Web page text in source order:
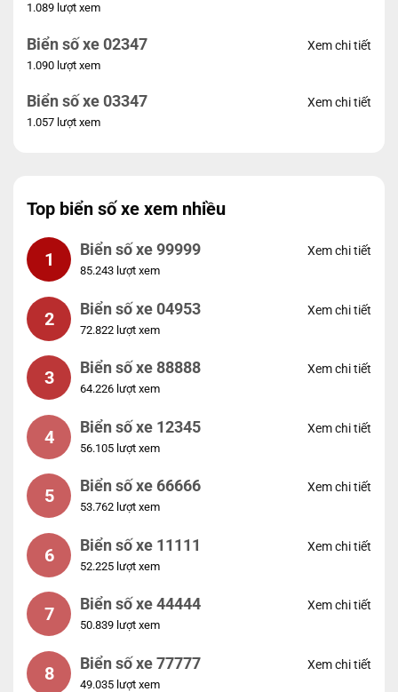
1.089 lượt xem
Biển số xe 02347
1.090 lượt xem
Xem chi tiết
Biển số xe 03347
1.057 lượt xem
Xem chi tiết
Top biển số xe xem nhiều
1 Biển số xe 99999
85.243 lượt xem
Xem chi tiết
2 Biển số xe 04953
72.822 lượt xem
Xem chi tiết
3 Biển số xe 88888
64.226 lượt xem
Xem chi tiết
4 Biển số xe 12345
56.105 lượt xem
Xem chi tiết
5 Biển số xe 66666
53.762 lượt xem
Xem chi tiết
6 Biển số xe 11111
52.225 lượt xem
Xem chi tiết
7 Biển số xe 44444
50.839 lượt xem
Xem chi tiết
8 Biển số xe 77777
49.035 lượt xem
Xem chi tiết